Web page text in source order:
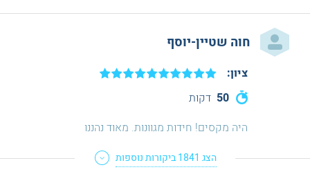
חוה שטיין-יוסף
50 דקות
ציון:
היה מקסים! חידות מגוונות. מאוד נהננו
הצג 1841ביקורות נוספות